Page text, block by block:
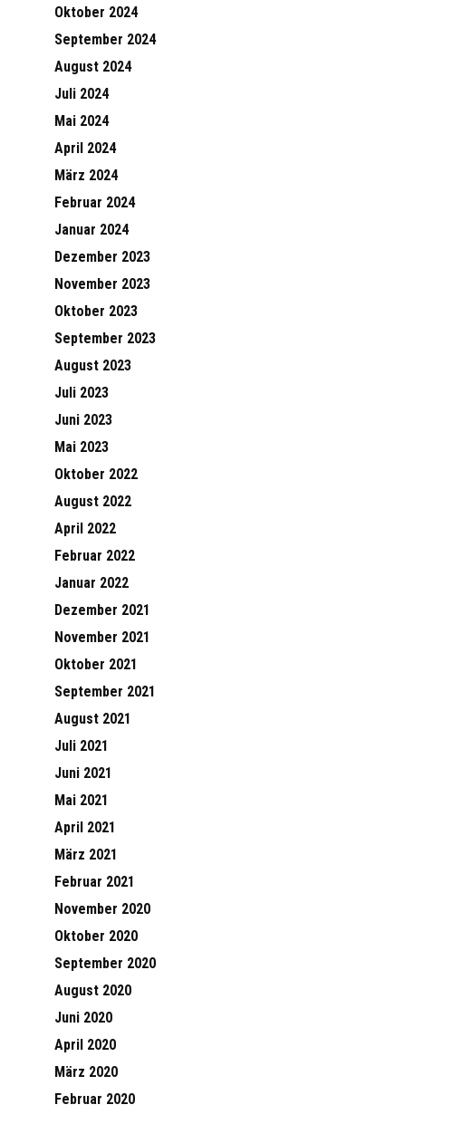
Oktober 2024
September 2024
August 2024
Juli 2024
Mai 2024
April 2024
März 2024
Februar 2024
Januar 2024
Dezember 2023
November 2023
Oktober 2023
September 2023
August 2023
Juli 2023
Juni 2023
Mai 2023
Oktober 2022
August 2022
April 2022
Februar 2022
Januar 2022
Dezember 2021
November 2021
Oktober 2021
September 2021
August 2021
Juli 2021
Juni 2021
Mai 2021
April 2021
März 2021
Februar 2021
November 2020
Oktober 2020
September 2020
August 2020
Juni 2020
April 2020
März 2020
Februar 2020